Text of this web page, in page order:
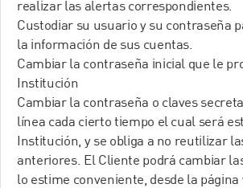
realizar las alertas correspondientes.
Custodiar su usuario y su contraseña
la información de sus cuentas.
Cambiar la contraseña inicial que le
Institución
Cambiar la contraseña o claves
línea cada cierto tiempo el cual será
Institución, y se obliga a no reutilizar
anteriores. El Cliente podrá cambiar
lo estime conveniente, desde la página